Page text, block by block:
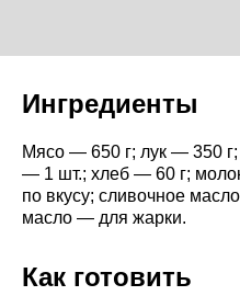
Ингредиенты
Мясо — 650 г; лук — 350
— 1 шт.; хлеб — 60 г;
по вкусу; сливочное
масло — для жарки.
Как готовить